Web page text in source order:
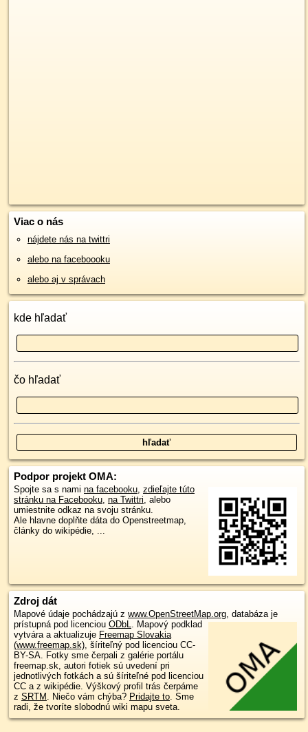
Viac o nás
nájdete nás na twittri
alebo na faceboooku
alebo aj v správach
kde hľadať
čo hľadať
Podpor projekt OMA:
Spojte sa s nami na facebooku, zdieľajte túto
stránku na Facebooku, na Twittri, alebo
umiestnite odkaz na svoju stránku.
Ale hlavne doplňte dáta do Openstreetmap,
články do wikipédie, ...
Zdroj dát
Mapové údaje pochádzajú z www.OpenStreetMap.org , databáza je
prístupná pod licenciou ODbL
Mapový podklad
vytvára a aktualizuje Freemap Slovakia
(www.freemap.sk) , šíriteľný pod licenciou CC-
BY-SA. Fotky sme čerpali z galérie portálu
freemap.sk, autori fotiek sú uvedení pri
jednotlivých fotkách a sú šíriteľné pod licenciou
CC a z wikipédie. Výškový profil trás čerpáme
z SRTM . Niečo vám chýba? Pridajte to . Sme
radi, že tvoríte slobodnú wiki mapu sveta.